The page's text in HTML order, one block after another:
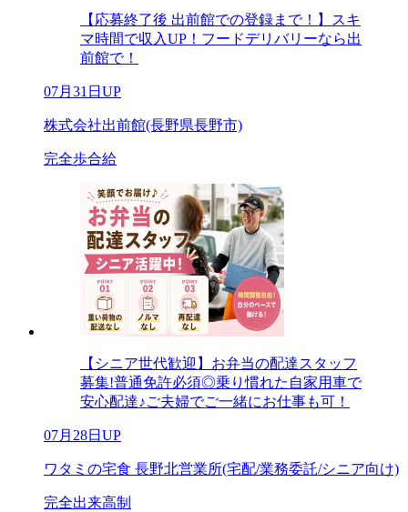
【応募終了後 出前館での登録まで！】スキ
マ時間で収入UP！フードデリバリーなら出
前館で！
07月31日UP
株式会社出前館(長野県長野市)
完全歩合給
【シニア世代歓迎】お弁当の配達スタッフ
募集!普通免許必須◎乗り慣れた自家用車で
安心配達♪ご夫婦でご一緒にお仕事も可！
07月28日UP
ワタミの宅食 長野北営業所(宅配/業務委託/シニア向け)
完全出来高制